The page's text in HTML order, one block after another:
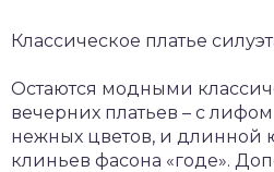
Классическое платье
Остаются модными
вечерних платьев – с
нежных цветов, и длинной
клиньев фасона «годе».